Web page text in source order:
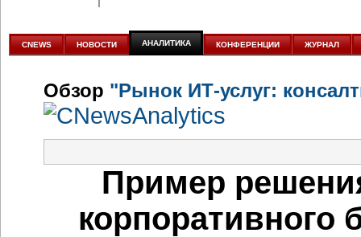
аналитике
CNEWS НОВОСТИ АНАЛИТИКА КОНФЕРЕНЦИИ ЖУРНАЛ
Обзор "Рынок ИТ-услуг:
Пример
корпоративного